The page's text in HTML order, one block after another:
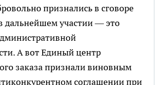
признались в сговоре
дальнейшем участии — это
А вот Единый центр
заказа признали виновным
соглашении при